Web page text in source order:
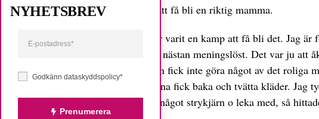
Allt för att få bli en riktig mamma.
– Det har varit en kamp att få bli det. Jag
tiden var nästan meningslöst. Det var ju
sent. Man fick inte göra något av det roliga
mammorna fick baka och tvätta kläder. Jag
inte fick något strykjärn o leka med, så
Godkänn dataskyddspolicy*
Prenumerera
NYHETSBREV